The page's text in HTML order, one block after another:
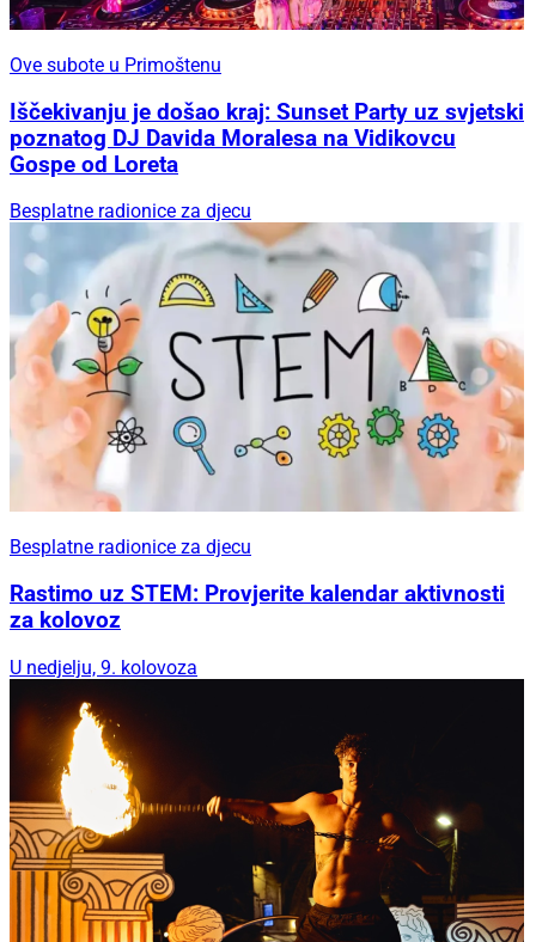
Ove subote u Primoštenu
Iščekivanju je došao kraj: Sunset Party uz svjetski
poznatog DJ Davida Moralesa na Vidikovcu
Gospe od Loreta
Besplatne radionice za djecu
Besplatne radionice za djecu
Rastimo uz STEM: Provjerite kalendar aktivnosti
za kolovoz
U nedjelju, 9. kolovoza